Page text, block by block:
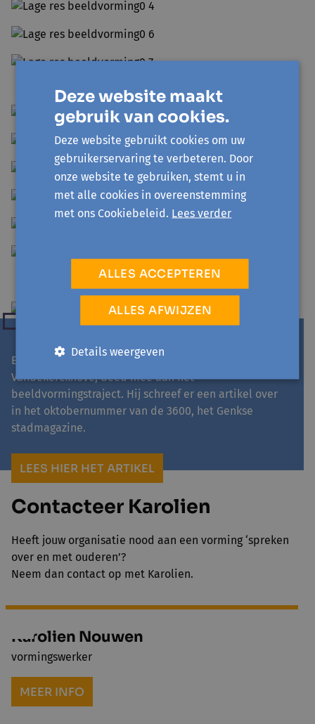
Ex-hoofdredacteur van het Belang van Limburg, Ivo
Vandekerckhove, deed mee aan het
beeldvormingstraject. Hij schreef er een artikel over
in het oktobernummer van de 3600, het Genkse
stadmagazine.
LEES HIER HET ARTIKEL
Contacteer Karolien
Heeft jouw organisatie nood aan een vorming ‘spreken
over en met ouderen’?
Neem dan contact op met Karolien.
Karolien Nouwen
vormingswerker
MEER INFO
Deze website maakt
gebruik van cookies.
Deze website gebruikt cookies om uw
gebruikerservaring te verbeteren. Door
onze website te gebruiken, stemt u in
met alle cookies in overeenstemming
met ons Cookiebeleid. Lees verder
ALLES ACCEPTEREN
ALLES AFWIJZEN
Details weergeven